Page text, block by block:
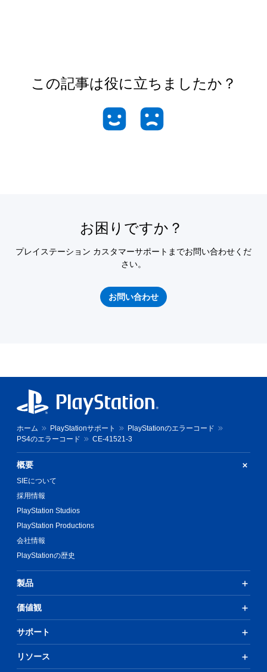
この記事は役に立ちましたか？
お困りですか？
プレイステーション カスタマーサポートまでお問い合わせくだ
さい。
お問い合わせ
ホーム PlayStationサポート
PlayStationのエラーコード
PS4のエラーコード
CE-41521-3
概要
SIEについて
採用情報
PlayStation Studios
PlayStation Productions
会社情報
PlayStationの歴史
製品
価値観
サポート
リソース